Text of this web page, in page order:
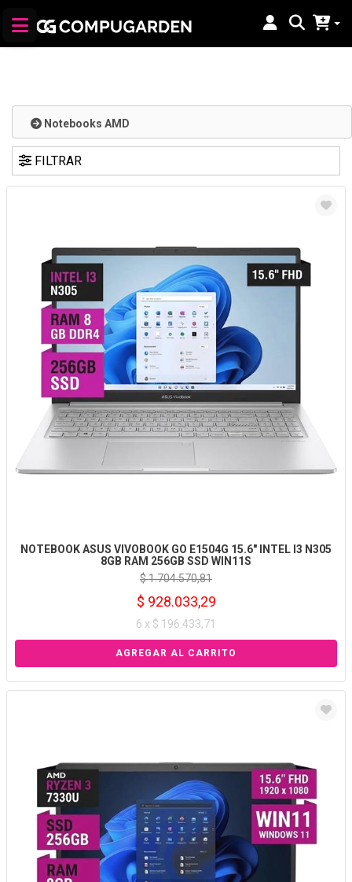
Notebooks AMD
FILTRAR
NOTEBOOK ASUS VIVOBOOK GO E1504G 15.6" INTEL I3 N305
8GB RAM 256GB SSD WIN11S
$ 1.704.570,81
$ 928.033,29
6 x $ 196.433,71